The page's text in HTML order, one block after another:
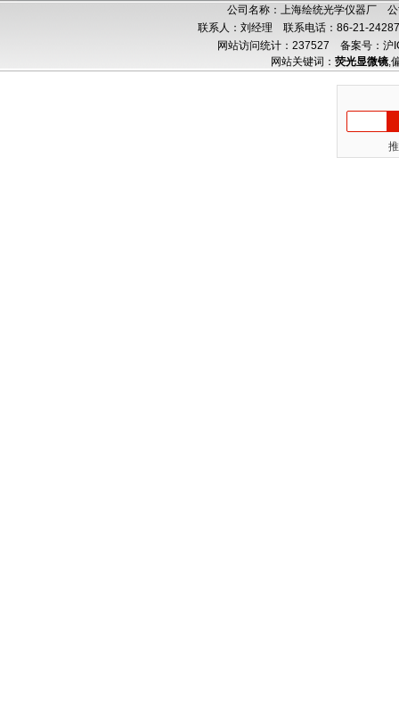
公司名称：上海绘统光学仪器厂
联系人：刘经理 联系电话：86-21-
网站访问统计：237527 备案号：沪
网站关键词： 荧光显微镜,